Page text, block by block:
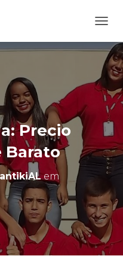
L
T
E
R
N
A
N
A
E
G
O
Precio
Barato
em